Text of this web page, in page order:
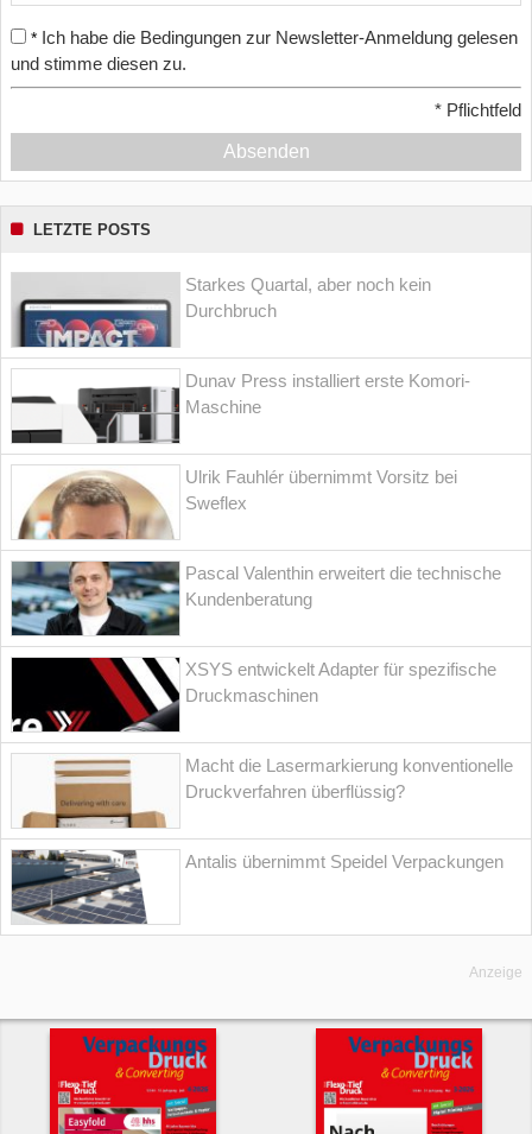
* Ich habe die Bedingungen zur Newsletter-Anmeldung gelesen
und stimme diesen zu.
* Pflichtfeld
Absenden
LETZTE POSTS
Starkes Quartal, aber noch kein
Durchbruch
Dunav Press installiert erste Komori-
Maschine
Ulrik Fauhlér übernimmt Vorsitz bei
Sweflex
Pascal Valenthin erweitert die technische
Kundenberatung
XSYS entwickelt Adapter für spezifische
Druckmaschinen
Macht die Lasermarkierung konventionelle
Druckverfahren überflüssig?
Antalis übernimmt Speidel Verpackungen
Anzeige